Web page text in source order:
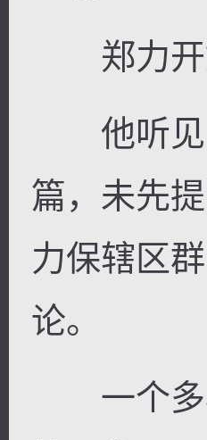
郑力开
他听见
篇，未先
力保辖区
论。
一个多